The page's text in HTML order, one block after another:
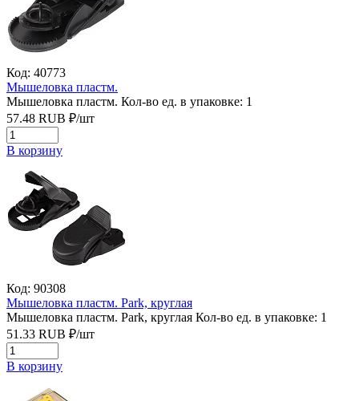
Код: 40773
Мышеловка пластм.
Мышеловка пластм. Кол-во ед. в упаковке: 1
57.48 RUB ₽/шт
В корзину
Код: 90308
Мышеловка пластм. Park, круглая
Мышеловка пластм. Park, круглая Кол-во ед. в упаковке: 1
51.33 RUB ₽/шт
В корзину